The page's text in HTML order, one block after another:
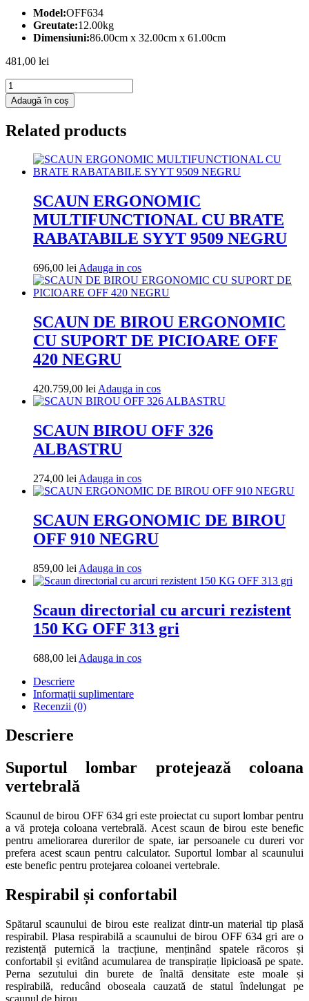
Model:OFF634
Greutate:12.00kg
Dimensiuni:86.00cm x 32.00cm x 61.00cm
481,00 lei
Cantitate
Scaun
de
ergonomic
lombar
Adaugă în coș
Related products
SCAUN ERGONOMIC
MULTIFUNCTIONAL CU BRATE
RABATABILE SYYT 9509 NEGRU
696,00 lei Adauga in cosAdauga
in
cos
SCAUN DE BIROU ERGONOMIC
CU SUPORT DE PICIOARE OFF
420 NEGRU
420.759,00 lei Adauga in cosAdauga
in
SCAUN BIROU OFF 326
ALBASTRU
274,00 lei Adauga in cosAdauga
in
SCAUN ERGONOMIC DE BIROU
OFF 910 NEGRU
859,00 lei Adauga in cosAdauga
in
Scaun directorial cu arcuri rezistent
150 KG OFF 313 gri
688,00 lei Adauga in cosAdauga
Descriere
Informații suplimentare
Recenzii (0)
Descriere
Suportul lombar protejează coloana
vertebrală
Scaunul de birou OFF 634 gri este proiectat cu suport lombar pentru
a vă proteja coloana vertebrală. Acest scaun de birou este benefic
pentru ameliorarea durerilor de spate, iar persoanele cu dureri vor
prefera acest scaun pentru calculator. Suportul lombar al scaunului
este benefic pentru protejarea coloanei vertebrale.
Respirabil și confortabil
Spătarul scaunului de birou este realizat dintr-un material tip plasă
respirabil. Plasa respirabilă a scaunului de birou OFF 634 gri are o
rezistență puternică la tracțiune, menținând spatele răcoros și
confortabil și evitând acumularea de transpirație lipicioasă pe spate.
Perna sezutului din burete de înaltă densitate este moale și
respirabilă, reducând oboseala cauzată de statul îndelungat pe
scaunul de birou.